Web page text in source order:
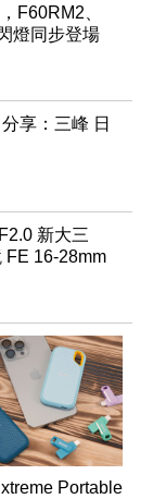
F60RM2、
燈同步登場
享：三峰 日
新大三
FE 16-28mm
Portable